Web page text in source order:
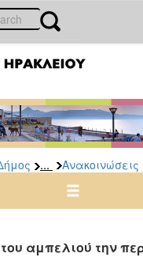
... Ανακοινώσεις
αμπελιού την